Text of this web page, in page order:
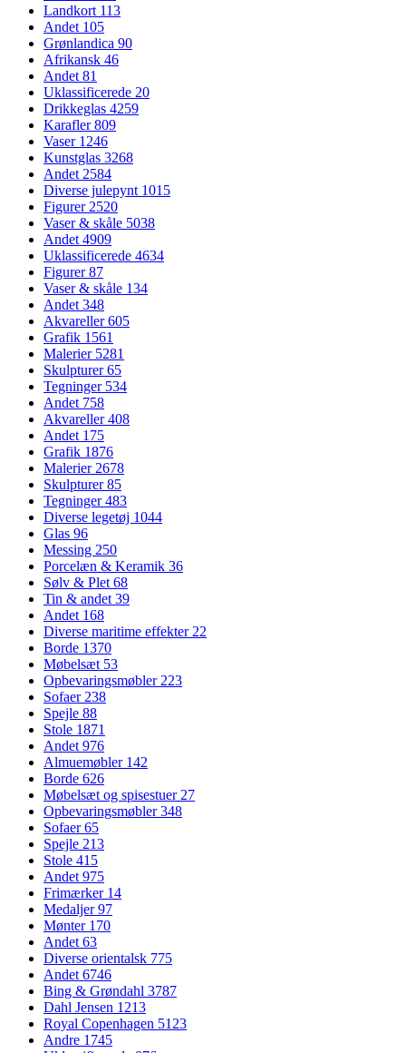
Landkort 113
Andet 105
Grønlandica 90
Afrikansk 46
Andet81
Uklassificerede 20
Drikkeglas 4259
Karafler809
Vaser 1246
Kunstglas 3268
Andet2584
Diverse julepynt 1015
Figurer2520
Vaser & skåle 5038
Andet4909
Uklassificerede 4634
Figurer87
Vaser & skåle 134
Andet348
Akvareller605
Grafik 1561
Malerier 5281
Skulpturer65
Tegninger 534
Andet 758
Akvareller408
Andet 175
Grafik 1876
Malerier2678
Skulpturer85
Tegninger483
Diverse legetøj 1044
Glas 96
Messing 250
Porcelæn & Keramik 36
Sølv & Plet68
Tin & andet39
Andet 168
Diverse maritime effekter22
Borde 1370
Møbelsæt 53
Opbevaringsmøbler223
Sofaer238
Spejle 88
Stole 1871
Andet976
Almuemøbler 142
Borde 626
Møbelsæt og spisestuer27
Opbevaringsmøbler348
Sofaer65
Spejle 213
Stole 415
Andet975
Frimærker 14
Medaljer97
Mønter 170
Andet63
Diverse orientalsk 775
Andet6746
Bing & Grøndahl 3787
Dahl Jensen 1213
Royal Copenhagen 5123
Andre 1745